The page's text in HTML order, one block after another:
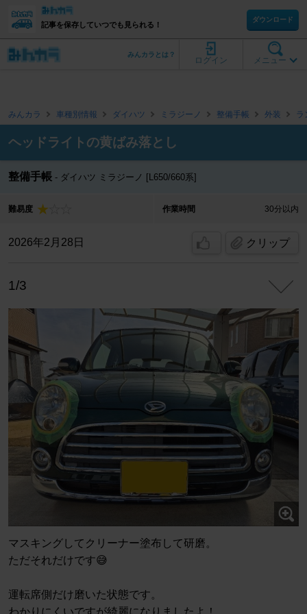
記事を保存していつでも見られる！
ダウンロード
メニュー
ログイン
みんカラとは？
みんカラ 車種別情報 ダイハツ ミラジーノ 整備手帳 外装 ラ
ヘッドライトの黄ばみ落とし
整備手帳 ダイハツ ミラジーノ [L650/660系]
難易度 作業時間 30分以内
2026年2月28日 クリップ
1/3
マスキングしてクリーナー塗布して研磨。
ただそれだけです😅
運転席側だけ磨いた状態です。